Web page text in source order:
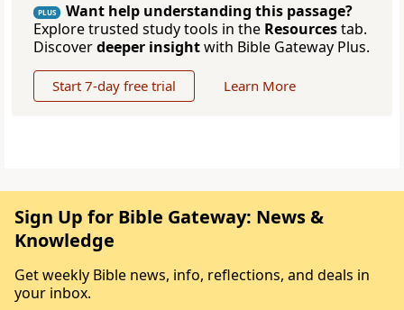
PLUS
Want help understanding this passage?
Explore trusted study tools in the Resourcestab.
Discoverdeeper insightwith Bible Gateway Plus.
Start 7-day free trial Learn More
Sign Up for Bible Gateway: News &
Knowledge
Get weekly Bible news, info, reflections, and deals in
your inbox.